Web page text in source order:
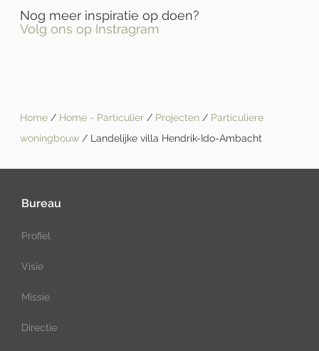
Nog meer inspiratie op doen?
Volg ons op Instragram
Home / Home - Particulier / Projecten / Particuliere
woningbouw / Landelijke villa Hendrik-Ido-Ambacht
Bureau
Profiel
Visie
Missie
Directie